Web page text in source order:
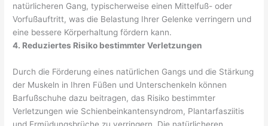
natürlicheren Gang, typischerweise einen Mittelfuß- oder
Vorfußauftritt, was die Belastung Ihrer Gelenke verringern und
eine bessere Körperhaltung fördern kann.
4. Reduziertes Risiko bestimmter Verletzungen
Durch die Förderung eines natürlichen Gangs und die Stärkung
der Muskeln in Ihren Füßen und Unterschenkeln können
Barfußschuhe dazu beitragen, das Risiko bestimmter
Verletzungen wie Schienbeinkantensyndrom, Plantarfasziitis
und Ermüdungsbrüche zu verringern. Die natürlicheren